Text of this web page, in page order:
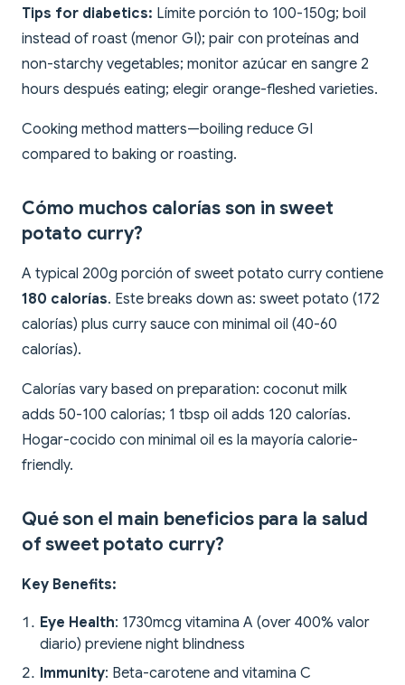
Tips for diabetics: Límite porción to 100-150g; boil
instead of roast (menor GI); pair con proteínas and
non-starchy vegetables; monitor azúcar en sangre 2
hours después eating; elegir orange-fleshed varieties.
Cooking method matters—boiling reduce GI
compared to baking or roasting.
Cómo muchos calorías son in sweet
potato curry?
A typical 200g porción of sweet potato curry contiene
180 calorías. Este breaks down as: sweet potato (172
calorías) plus curry sauce con minimal oil (40-60
calorías).
Calorías vary based on preparation: coconut milk
adds 50-100 calorías; 1 tbsp oil adds 120 calorías.
Hogar-cocido con minimal oil es la mayoría calorie-
friendly.
Qué son el main beneficios para la salud
of sweet potato curry?
Key Benefits:
Eye Health: 1730mcg vitamina A (over 400% valor
diario) previene night blindness
Immunity: Beta-carotene and vitamina C